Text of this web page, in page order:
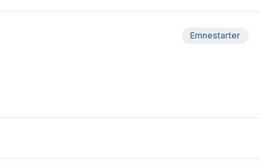
Emnestarter